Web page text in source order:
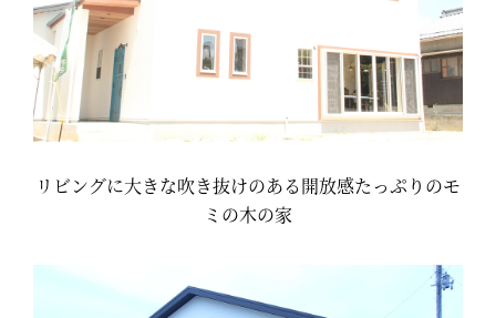
リビングに大きな吹き抜けのある開放感たっぷりのモ
ミの木の家